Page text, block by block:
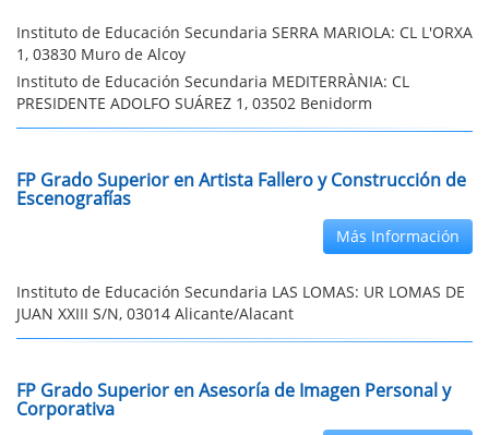
Instituto de Educación Secundaria SERRA MARIOLA: CL L'ORXA
1, 03830 Muro de Alcoy
Instituto de Educación Secundaria MEDITERRÀNIA: CL
PRESIDENTE ADOLFO SUÁREZ 1, 03502 Benidorm
FP Grado Superior en Artista Fallero y Construcción de
Escenografías
Más Información
Instituto de Educación Secundaria LAS LOMAS: UR LOMAS DE
JUAN XXIII S/N, 03014 Alicante/Alacant
FP Grado Superior en Asesoría de Imagen Personal y
Corporativa